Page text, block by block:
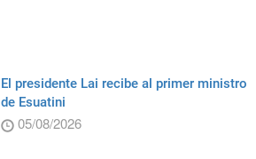
El presidente Lai recibe al primer ministro
de Esuatini
05/08/2026